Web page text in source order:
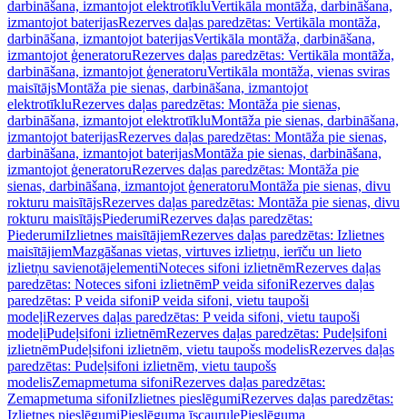
darbināšana, izmantojot elektrotīkluVertikāla montāža, darbināšana,
izmantojot baterijasRezerves daļas paredzētas: Vertikāla montāža,
darbināšana, izmantojot baterijasVertikāla montāža, darbināšana,
izmantojot ģeneratoruRezerves daļas paredzētas: Vertikāla montāža,
darbināšana, izmantojot ģeneratoruVertikāla montāža, vienas sviras
maisītājsMontāža pie sienas, darbināšana, izmantojot
elektrotīkluRezerves daļas paredzētas: Montāža pie sienas,
darbināšana, izmantojot elektrotīkluMontāža pie sienas, darbināšana,
izmantojot baterijasRezerves daļas paredzētas: Montāža pie sienas,
darbināšana, izmantojot baterijasMontāža pie sienas, darbināšana,
izmantojot ģeneratoruRezerves daļas paredzētas: Montāža pie
sienas, darbināšana, izmantojot ģeneratoruMontāža pie sienas, divu
rokturu maisītājsRezerves daļas paredzētas: Montāža pie sienas, divu
rokturu maisītājsPiederumiRezerves daļas paredzētas:
PiederumiIzlietnes maisītājiemRezerves daļas paredzētas: Izlietnes
maisītājiemMazgāšanas vietas, virtuves izlietņu, ierīču un lieto
izlietņu savienotājelementiNoteces sifoni izlietnēmRezerves daļas
paredzētas: Noteces sifoni izlietnēmP veida sifoniRezerves daļas
paredzētas: P veida sifoniP veida sifoni, vietu taupoši
modeļiRezerves daļas paredzētas: P veida sifoni, vietu taupoši
modeļiPudeļsifoni izlietnēmRezerves daļas paredzētas: Pudeļsifoni
izlietnēmPudeļsifoni izlietnēm, vietu taupošs modelisRezerves daļas
paredzētas: Pudeļsifoni izlietnēm, vietu taupošs
modelisZemapmetuma sifoniRezerves daļas paredzētas:
Zemapmetuma sifoniIzlietnes pieslēgumiRezerves daļas paredzētas:
Izlietnes pieslēgumiPieslēguma īscaurulePieslēguma